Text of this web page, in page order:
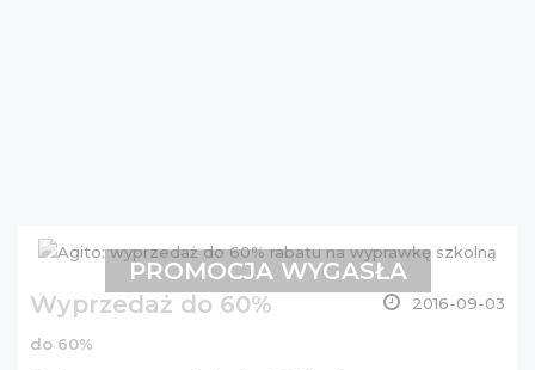
Wyprzedaż do 60% 2016-09-03
do 60%
PROMOCJA WYGASŁA